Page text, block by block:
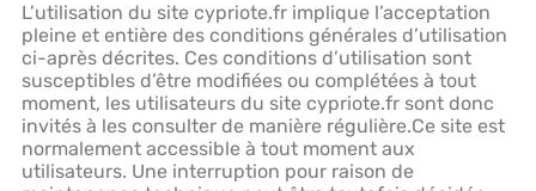
L’utilisation du site cypriote.fr implique l’acceptation
pleine et entière des conditions générales d’utilisation
ci-après décrites. Ces conditions d’utilisation sont
susceptibles d’être modifiées ou complétées à tout
moment, les utilisateurs du site cypriote.fr sont donc
invités à les consulter de manière régulière.Ce site est
normalement accessible à tout moment aux
utilisateurs. Une interruption pour raison de